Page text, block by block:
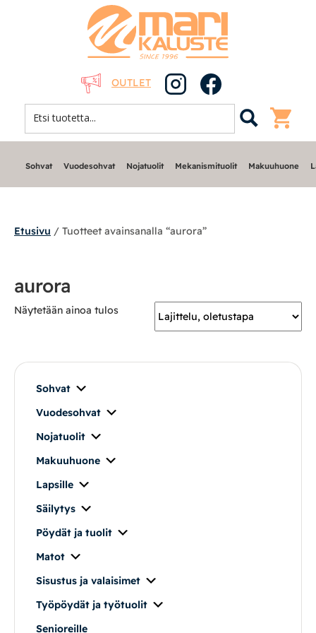
OUTLET
Nojatuolit
Makuuhuone
Säilytys
Työpöydät ja työtuolit
Matot
Ulkokalusteet
Sohvat Vuodesohvat Nojatuolit Mekanismituolit Makuuhuone
Etusivu / Tuotteet avainsanalla “aurora”
aurora
Näytetään ainoa tulos
Sohvat
Vuodesohvat
Nojatuolit
Makuuhuone
Lapsille
Säilytys
Pöydät ja tuolit
Matot
Sisustus ja valaisimet
Työpöydät ja työtuolit
Senioreille